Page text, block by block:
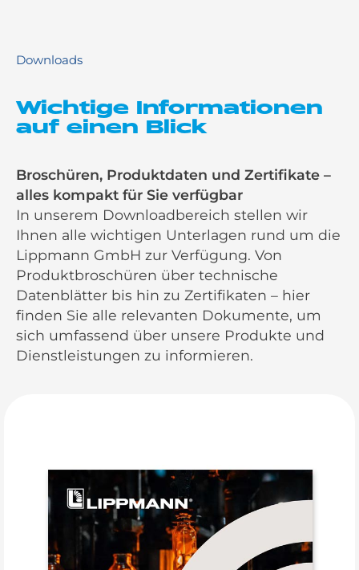
Downloads
Wichtige Informationen
auf einen Blick
Broschüren, Produktdaten und Zertifikate –
alles kompakt für Sie verfügbar
In unserem Downloadbereich stellen wir
Ihnen alle wichtigen Unterlagen rund um die
Lippmann GmbH zur Verfügung. Von
Produktbroschüren über technische
Datenblätter bis hin zu Zertifikaten – hier
finden Sie alle relevanten Dokumente, um
sich umfassend über unsere Produkte und
Dienstleistungen zu informieren.